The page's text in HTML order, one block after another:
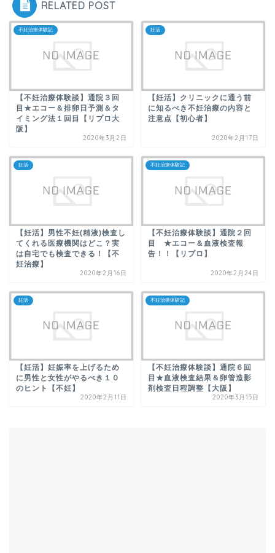
RELATED POST
不妊治療体験記
【不妊治療体験談】通院３回
目★エコー＆排卵日予測＆タ
イミング法１回目【リプロ大
阪】
2020年3月2日
妊活
【妊活】クリニックに通う前
に知るべき不妊治療の内容と
注意点【初心者】
2020年2月17日
妊活
【妊活】男性不妊(精液)検査し
てくれる医療機関はどこ？実
は自宅でも検査できる！【不
妊治療】
2020年2月16日
不妊治療体験記
【不妊治療体験談】通院２回
目 ★エコー＆血液検査報
告！！【リプロ】
2020年2月24日
妊活
【妊活】妊娠率を上げるため
に男性と女性がやるべき１０
のヒント【不妊】
2020年2月11日
不妊治療体験記
【不妊治療体験談】通院６回
目★血液検査結果＆卵管造影
剤検査日程調整【大阪】
2020年3月15日